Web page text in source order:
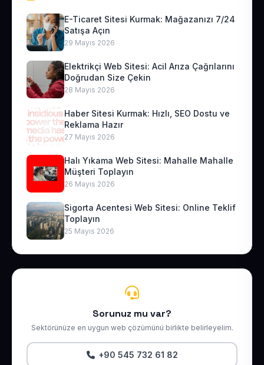
E-Ticaret Sitesi Kurmak: Mağazanızı 7/24
Satışa Açın
29 Mayıs 2026
Elektrikçi Web Sitesi: Acil Arıza Çağrılarını
Doğrudan Size Çekin
28 Mayıs 2026
Haber Sitesi Kurmak: Hızlı, SEO Dostu ve
Reklama Hazır
27 Mayıs 2026
Halı Yıkama Web Sitesi: Mahalle Mahalle
Müşteri Toplayın
26 Mayıs 2026
Sigorta Acentesi Web Sitesi: Online Teklif
Toplayın
25 Mayıs 2026
Sorunuz mu var?
Sektörünüze en uygun web çözümünü birlikte belirleyelim.
+90 545 732 61 82